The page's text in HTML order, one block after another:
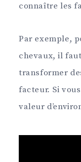
connaître les
Par exemple,
chevaux, il
transformer
facteur. Si
valeur